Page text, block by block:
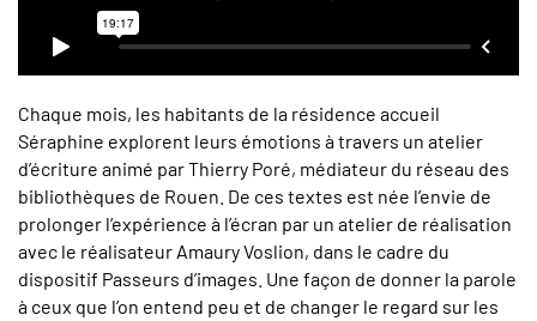
Chaque mois, les habitants de la résidence accueil
Séraphine explorent leurs émotions à travers un atelier
d’écriture animé par Thierry Poré, médiateur du réseau des
bibliothèques de Rouen. De ces textes est née l’envie de
prolonger l’expérience à l’écran par un atelier de réalisation
avec le réalisateur Amaury Voslion, dans le cadre du
dispositif Passeurs d’images. Une façon de donner la parole
à ceux que l’on entend peu et de changer le regard sur les